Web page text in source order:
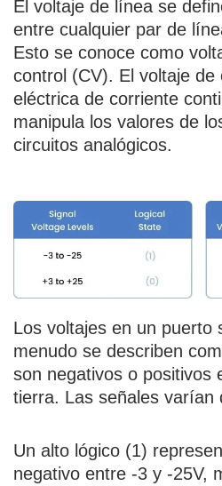
El voltaje de línea se
entre cualquier par de
Esto se conoce como
control (CV). El voltaje de
eléctrica de corriente
manipula los valores de
circuitos analógicos.
Los voltajes en un puerto
menudo se describen
son negativos o positivos
tierra. Las señales varían
Un alto lógico (1)
negativo entre -3 y -25V,